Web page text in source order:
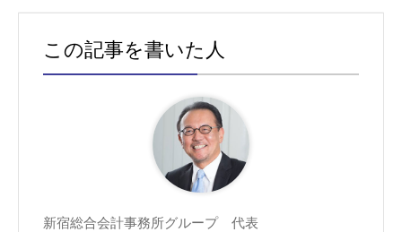
この記事を書いた人
新宿総合会計事務所グループ 代表